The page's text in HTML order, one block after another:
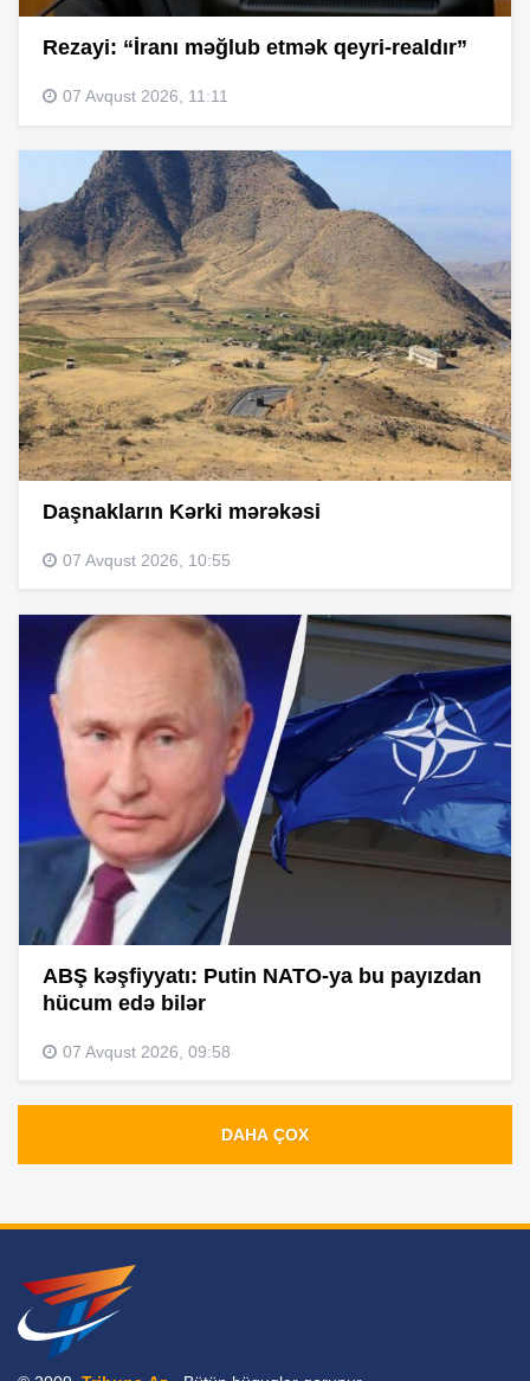
Rezayi: “İranı məğlub etmək qeyri-realdır”
07 Avqust 2026, 11:11
Daşnakların Kərki mərəkəsi
07 Avqust 2026, 10:55
ABŞ kəşfiyyatı: Putin NATO-ya bu payızdan
hücum edə bilər
07 Avqust 2026, 09:58
DAHA ÇOX